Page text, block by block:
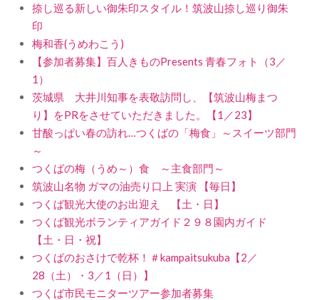
捺し巡る新しい御朱印スタイル！筑波山捺し巡り御朱
印
梅和香(うめわこう)
【参加者募集】百人きものPresents 青春フォト（3／
1）
茨城県 大井川知事を表敬訪問し、【筑波山梅まつ
り】をPRをさせていただきました。【1／23】
甘酸っぱい春の訪れ…つくばの「梅食」～スイーツ部門
～
つくばの梅（うめ～）食 ～主食部門～
筑波山名物 ガマの油売り口上 実演 【毎日】
つくば観光大使のお出迎え 【土・日】
つくば観光ボランティアガイド２９８園内ガイド
【土・日・祝】
つくばのおさけで乾杯！＃kampaitsukuba【2／
28（土）・3／1（日）】
つくば市民モニターツアー参加者募集